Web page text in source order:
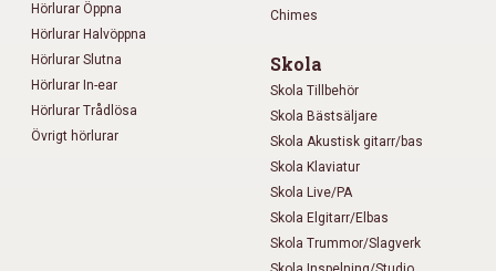
Hörlurar Öppna
Hörlurar Halvöppna
Hörlurar Slutna
Hörlurar In-ear
Hörlurar Trådlösa
Övrigt hörlurar
Chimes
Skola
Skola Tillbehör
Skola Bästsäljare
Skola Akustisk gitarr/bas
Skola Klaviatur
Skola Live/PA
Skola Elgitarr/Elbas
Skola Trummor/Slagverk